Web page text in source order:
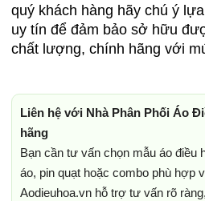
quý khách hàng hãy chú ý
uy tín để đảm bảo sở hữu
chất lượng, chính hãng với
Liên hệ với Nhà Phân Phối Áo
hãng
Bạn cần tư vấn chọn mẫu áo điều
áo, pin quạt hoặc combo phù hợp
Aodieuhoa.vn hỗ trợ tư vấn rõ